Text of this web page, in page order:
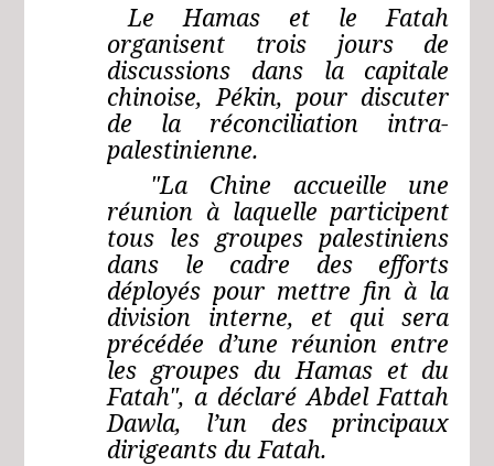
Le Hamas et le Fatah
organisent trois jours de
discussions dans la capitale
chinoise, Pékin, pour discuter
de la réconciliation intra-
palestinienne.
"La Chine accueille une
réunion à laquelle participent
tous les groupes palestiniens
dans le cadre des efforts
déployés pour mettre fin à la
division interne, et qui sera
précédée d’une réunion entre
les groupes du Hamas et du
Fatah", a déclaré Abdel Fattah
Dawla, l’un des principaux
dirigeants du Fatah.